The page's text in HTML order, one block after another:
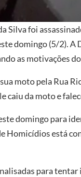
Silva foi
domingo (5/2). A
as motivações
moto pela Rua
da moto e
domingo para
Homicídios está
para